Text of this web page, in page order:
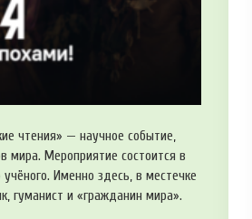
чтения» — научное событие,
мира. Мероприятие состоится в
Именно здесь, в местечке
гуманист и «гражданин мира».